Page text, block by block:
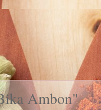
Ambon"